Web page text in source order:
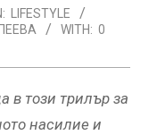
LIFESTYLE
WITH: 0
в този трилър за
насилие и